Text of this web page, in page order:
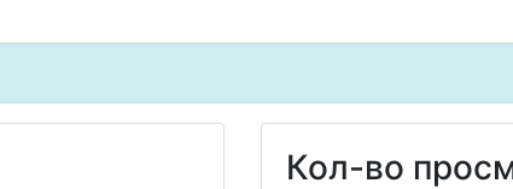
Кол-во